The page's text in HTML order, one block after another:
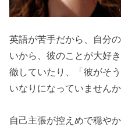
英語が苦手だから、自分
いから、彼のことが大好
徹していたり、「彼がそ
いなりになっていませんか
自己主張が控えめで穏や